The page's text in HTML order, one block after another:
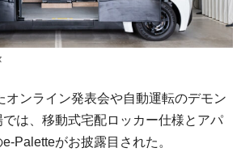
オンライン発表会や自動運転のデモン
は、移動式宅配ロッカー仕様とアパ
Paletteがお披露目された。